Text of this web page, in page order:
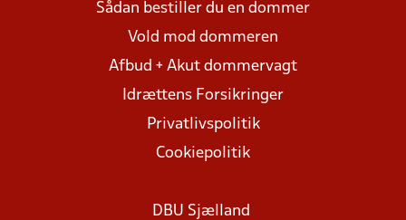
Sådan bestiller du en dommer
Vold mod dommeren
Afbud + Akut dommervagt
Idrættens Forsikringer
Privatlivspolitik
Cookiepolitik
DBU Sjælland